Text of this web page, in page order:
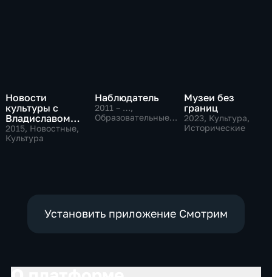
Новости
культуры с
Владиславом
Флярковским
2015, Новостные,
Культура
Наблюдатель
2011 – …,
Образовательные,
Музеи без
границ
2023, Культура,
Исторические
Установить приложение Смотрим